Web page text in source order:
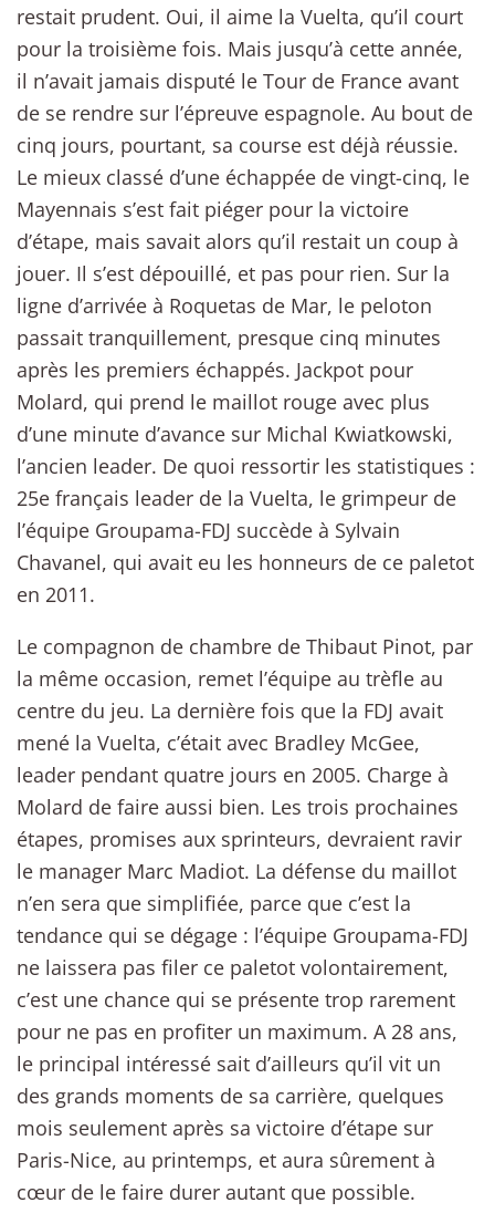
restait prudent. Oui, il aime la Vuelta, qu’il court
pour la troisième fois. Mais jusqu’à cette année,
il n’avait jamais disputé le Tour de France avant
de se rendre sur l’épreuve espagnole. Au bout de
cinq jours, pourtant, sa course est déjà réussie.
Le mieux classé d’une échappée de vingt-cinq, le
Mayennais s’est fait piéger pour la victoire
d’étape, mais savait alors qu’il restait un coup à
jouer. Il s’est dépouillé, et pas pour rien. Sur la
ligne d’arrivée à Roquetas de Mar, le peloton
passait tranquillement, presque cinq minutes
après les premiers échappés. Jackpot pour
Molard, qui prend le maillot rouge avec plus
d’une minute d’avance sur Michal Kwiatkowski,
l’ancien leader. De quoi ressortir les statistiques :
25e français leader de la Vuelta, le grimpeur de
l’équipe Groupama-FDJ succède à Sylvain
Chavanel, qui avait eu les honneurs de ce paletot
en 2011.
Le compagnon de chambre de Thibaut Pinot, par
la même occasion, remet l’équipe au trèfle au
centre du jeu. La dernière fois que la FDJ avait
mené la Vuelta, c’était avec Bradley McGee,
leader pendant quatre jours en 2005. Charge à
Molard de faire aussi bien. Les trois prochaines
étapes, promises aux sprinteurs, devraient ravir
le manager Marc Madiot. La défense du maillot
n’en sera que simplifiée, parce que c’est la
tendance qui se dégage : l’équipe Groupama-FDJ
ne laissera pas filer ce paletot volontairement,
c’est une chance qui se présente trop rarement
pour ne pas en profiter un maximum. A 28 ans,
le principal intéressé sait d’ailleurs qu’il vit un
des grands moments de sa carrière, quelques
mois seulement après sa victoire d’étape sur
Paris-Nice, au printemps, et aura sûrement à
cœur de le faire durer autant que possible.